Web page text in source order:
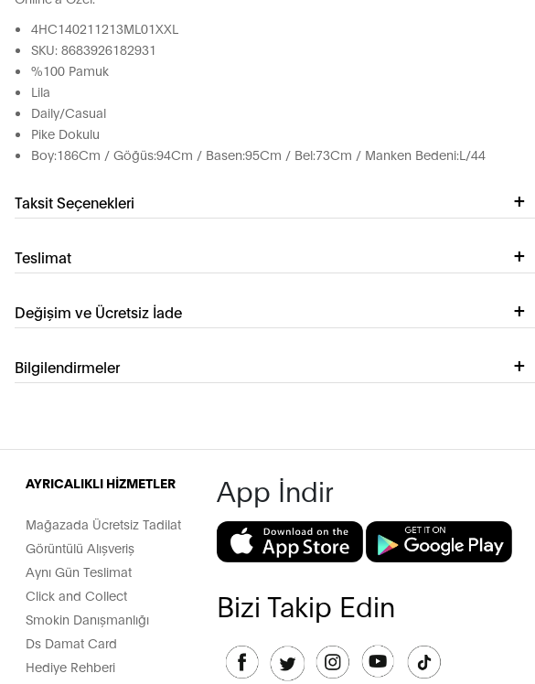
4HC140211213ML01XXL
SKU: 8683926182931
%100 Pamuk
Lila
Daily/Casual
Pike Dokulu
Boy:186Cm / Göğüs:94Cm / Basen:95Cm / Bel:73Cm / Manken Bedeni:L/44
Taksit Seçenekleri
Teslimat
Değişim ve Ücretsiz İade
Bilgilendirmeler
AYRICALIKLI HİZMETLER
Mağazada Ücretsiz Tadilat
Görüntülü Alışveriş
Aynı Gün Teslimat
Click and Collect
Smokin Danışmanlığı
Ds Damat Card
Hediye Rehberi
App İndir
Bizi Takip Edin